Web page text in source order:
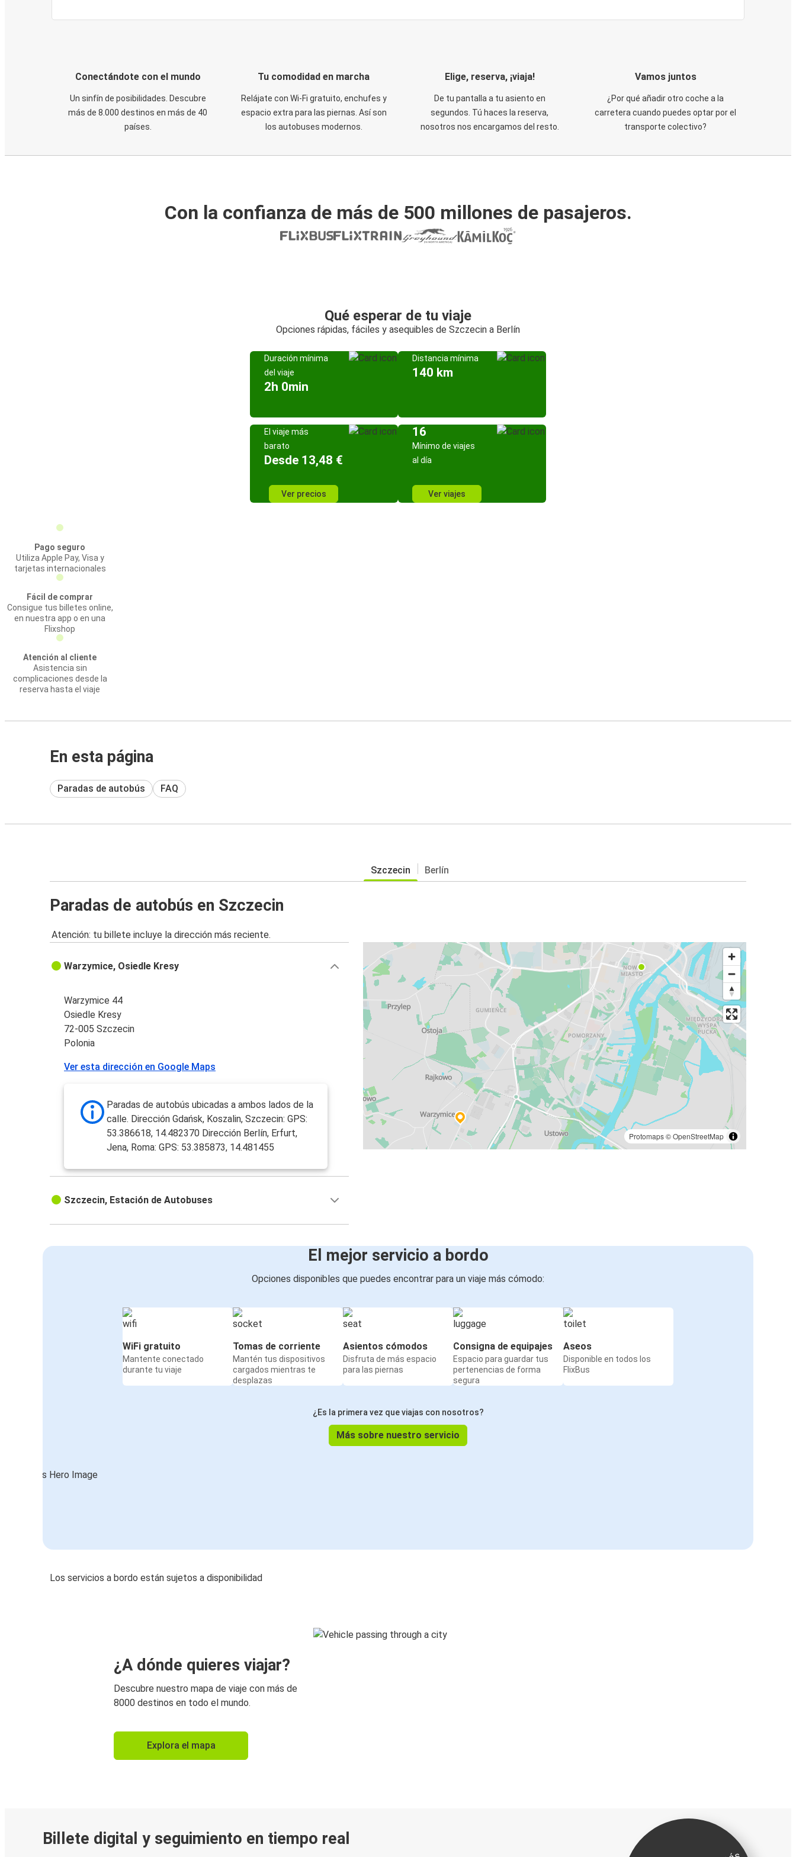
Conectándote con el mundo
Un sinfín de posibilidades. Descubre
más de 8.000 destinos en más de 40
países.
Tu comodidad en marcha
Relájate con Wi-Fi gratuito, enchufes y
espacio extra para las piernas. Así son
los autobuses modernos.
Elige, reserva, ¡viaja!
De tu pantalla a tu asiento en
segundos. Tú haces la reserva,
nosotros nos encargamos del resto.
Vamos juntos
¿Por qué añadir otro coche a la
carretera cuando puedes optar por el
transporte colectivo?
Con la confianza de más de 500 millones de pasajeros.
Qué esperar de tu viaje
Opciones rápidas, fáciles y asequibles de Szczecin a Berlín
Duración mínima
del viaje
2h 0min
Distancia mínima
140 km
El viaje más
barato
Desde 13,48 €
Ver precios
16
Mínimo de viajes
al día
Ver viajes
Pago seguro
Utiliza Apple Pay, Visa y
tarjetas internacionales
Fácil de comprar
Consigue tus billetes online,
en nuestra app o en una
Flixshop
Atención al cliente
Asistencia sin
complicaciones desde la
reserva hasta el viaje
En esta página
Paradas de autobús FAQ
Szczecin Berlín
Paradas de autobús en Szczecin
Atención: tu billete incluye la dirección más reciente.
Protomaps©OpenStreetMap
Warzymice, Osiedle Kresy
Warzymice 44
Osiedle Kresy
72-005 Szczecin
Polonia
Ver esta dirección en Google Maps
Paradas de autobús ubicadas a ambos lados de la
calle. Dirección Gdańsk, Koszalin, Szczecin: GPS:
53.386618, 14.482370 Dirección Berlín, Erfurt,
Jena, Roma: GPS: 53.385873, 14.481455
Szczecin, Estación de Autobuses
El mejor servicio a bordo
Opciones disponibles que puedes encontrar para un viaje más cómodo:
WiFi gratuito
Mantente conectado
durante tu viaje
Tomas de corriente
Mantén tus dispositivos
cargados mientras te
desplazas
Asientos cómodos
Disfruta de más espacio
para las piernas
Consigna de equipajes
Espacio para guardar tus
pertenencias de forma
segura
Aseos
Disponible en todos los
FlixBus
¿Es la primera vez que viajas con nosotros?
Más sobre nuestro servicio
Los servicios a bordo están sujetos a disponibilidad
¿A dónde quieres viajar?
Descubre nuestro mapa de viaje con más de
8000 destinos en todo el mundo.
Explora el mapa
Billete digital y seguimiento en tiempo real